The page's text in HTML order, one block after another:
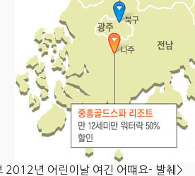
2012년 어린이날 여긴 어떄요- 발췌>